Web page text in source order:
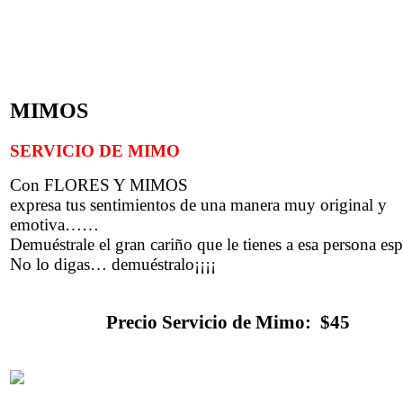
MIMOS
SERVICIO DE MIMO
Con FLORES Y MIMOS
expresa tus sentimientos de una manera muy original y
emotiva……
Demuéstrale el gran cariño que le tienes a esa persona
No lo digas… demuéstralo¡¡¡¡
Precio Servicio de Mimo: $45